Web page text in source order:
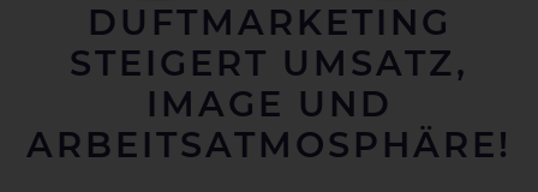
DUFTMARKETING
STEIGERT UMSATZ,
IMAGE UND
ARBEITSATMOSPHÄRE!